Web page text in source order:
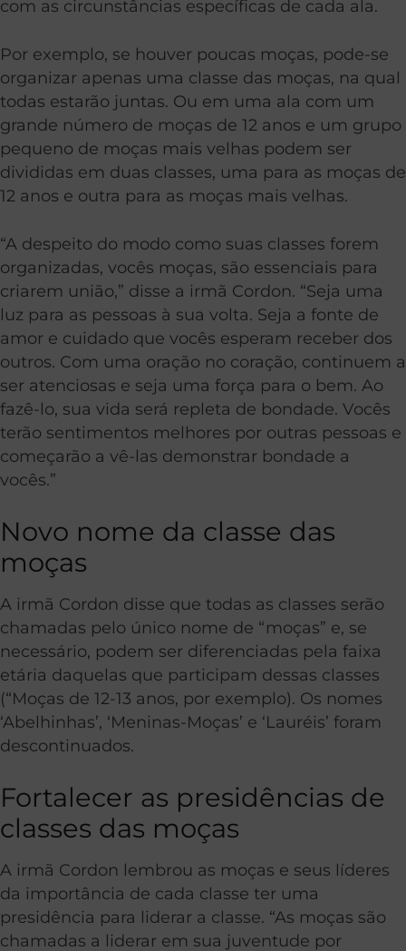
com as circunstâncias específicas de cada ala.
Por exemplo, se houver poucas moças, pode-se
organizar apenas uma classe das moças, na qual
todas estarão juntas. Ou em uma ala com um
grande número de moças de 12 anos e um grupo
pequeno de moças mais velhas podem ser
divididas em duas classes, uma para as moças de
12 anos e outra para as moças mais velhas.
“A despeito do modo como suas classes forem
organizadas, vocês moças, são essenciais para
criarem união,” disse a irmã Cordon. “Seja uma
luz para as pessoas à sua volta. Seja a fonte de
amor e cuidado que vocês esperam receber dos
outros. Com uma oração no coração, continuem a
ser atenciosas e seja uma força para o bem. Ao
fazê-lo, sua vida será repleta de bondade. Vocês
terão sentimentos melhores por outras pessoas e
começarão a vê-las demonstrar bondade a
vocês.”
Novo nome da classe das
moças
A irmã Cordon disse que todas as classes serão
chamadas pelo único nome de “moças” e, se
necessário, podem ser diferenciadas pela faixa
etária daquelas que participam dessas classes
(“Moças de 12-13 anos, por exemplo). Os nomes
‘Abelhinhas’, ‘Meninas-Moças’ e ‘Lauréis’ foram
descontinuados.
Fortalecer as presidências de
classes das moças
A irmã Cordon lembrou as moças e seus líderes
da importância de cada classe ter uma
presidência para liderar a classe. “As moças são
chamadas a liderar em sua juventude por